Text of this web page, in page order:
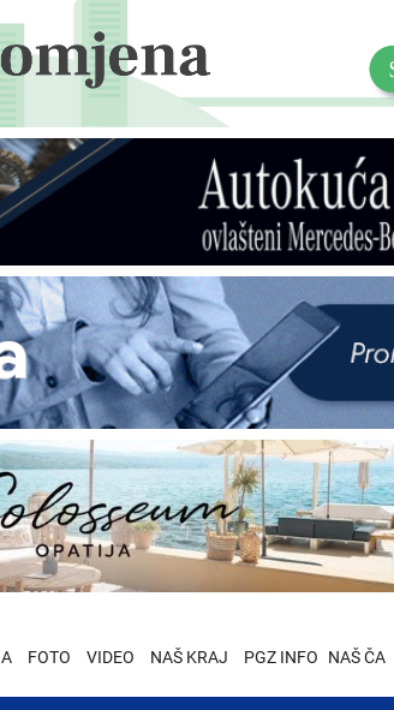
FOTO VIDEO NAŠ KRAJ PGZ INFO NAŠ ČA